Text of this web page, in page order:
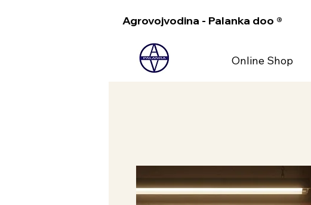
Agrovojvodina - Palanka doo ®
Online Shop